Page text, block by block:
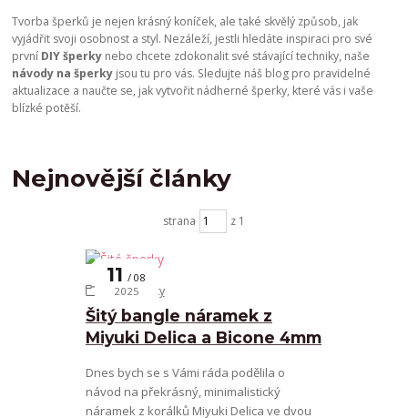
Tvorba šperků je nejen krásný koníček, ale také skvělý způsob, jak
vyjádřit svoji osobnost a styl. Nezáleží, jestli hledáte inspiraci pro své
první DIY šperky nebo chcete zdokonalit své stávající techniky, naše
návody na šperky jsou tu pro vás. Sledujte náš blog pro pravidelné
aktualizace a naučte se, jak vytvořit nádherné šperky, které vás i vaše
blízké potěší.
Nejnovější články
strana z 1
Šitý bangle náramek z
Miyuki Delica a Bicone 4mm
11
08
2025
Šité šperky
Dnes bych se s Vámi ráda podělila o
návod na překrásný, minimalistický
náramek z korálků Miyuki Delica ve dvou